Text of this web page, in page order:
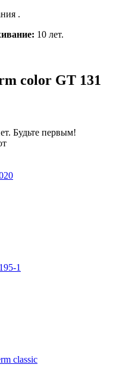
.
10 лет.
color GT 131
Будьте первым!
1
classic